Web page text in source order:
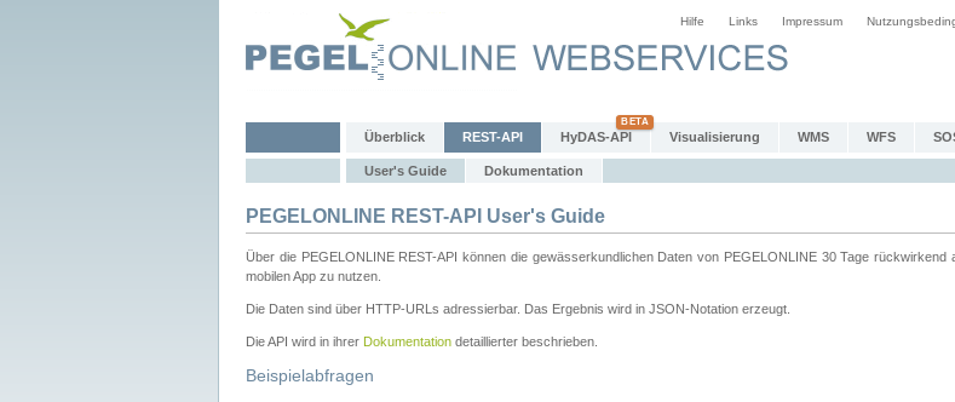
Hilfe Links Impressum
Überblick REST-API HyDAS-API Visualisierung WMS WFS
User's Guide Dokumentation
PEGELONLINE REST-API User's Guide
Über die PEGELONLINE REST-API können die gewässerkundlichen Daten von PEGELONLINE 30 Tage
mobilen App zu nutzen.
Die Daten sind über HTTP-URLs adressierbar. Das Ergebnis wird in JSON-Notation erzeugt.
Die API wird in ihrer Dokumentation detaillierter beschrieben.
Beispielabfragen